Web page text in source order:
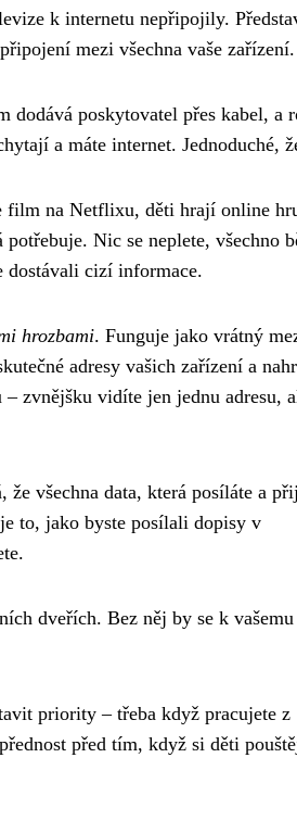
k internetu nepřipojily.
mezi všechna vaše zařízení.
dodává poskytovatel přes kabel, a
a máte internet. Jednoduché,
film na Netflixu, děti hrají online
Nic se neplete, všechno
dostávali cizí informace.
hrozbami. Funguje jako vrátný
adresy vašich zařízení a
zvnějšku vidíte jen jednu adresu,
všechna data, která posíláte a
to, jako byste posílali dopisy v
dveřích. Bez něj by se k vašemu
priority – třeba když pracujete z
před tím, když si děti